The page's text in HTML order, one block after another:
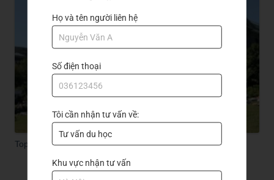
Top 3 trường đại học ở Toronto Canada tốt nhất
Họ và tên người liên hệ
Số điện thoại
Tôi cần nhận tư vấn về:
Khu vực nhận tư vấn